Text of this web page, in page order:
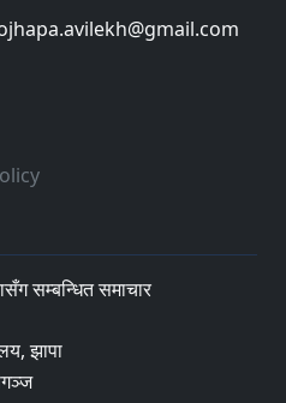
सम्बन्धित समाचार
झापा